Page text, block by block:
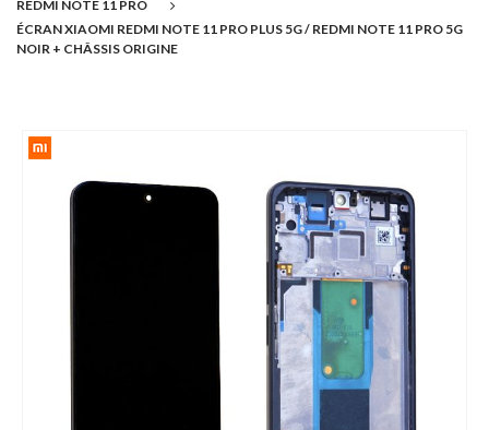
REDMI NOTE 11 PRO
ÉCRAN XIAOMI REDMI NOTE 11 PRO PLUS 5G / REDMI NOTE 11 PRO 5G
NOIR + CHÂSSIS ORIGINE
Passer